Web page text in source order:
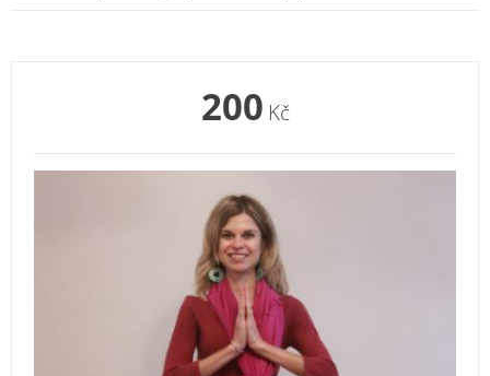
200 Kč